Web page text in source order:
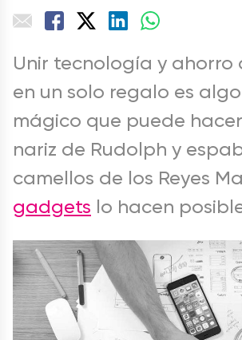
Unir tecnología y ahorro
en un solo regalo es
mágico que puede
nariz de Rudolph y
camellos de los Reyes
gadgets lo hacen